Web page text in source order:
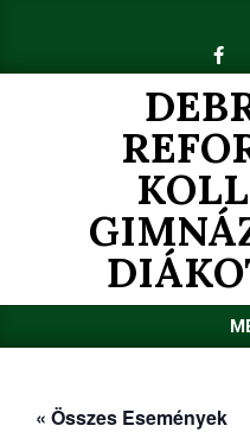
content
Navigation
« Összes Események